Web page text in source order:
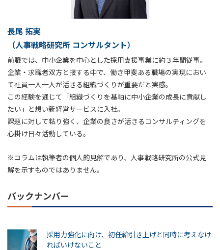
長尾 拓実
（人事戦略研究所 コンサルタント）
前職では、中小企業を中心とした採用支援事業に約３年間従事。
企業・求職者双方と接する中で、働き甲斐ある職場の実現におい
て社員一人一人が活きる組織づくりが重要だと実感。
この経験を通じて「組織づくりを基軸に中小企業の成長に貢献し
たい」と想い新経営サービスに入社。
課題に対して粘り強く、企業の良さが活きるコンサルティングを
心掛け日々活動している。
※コラムは執筆者の個人的見解であり、人事戦略研究所の公式見
解を示すものではありません。
バックナンバー
採用力強化に向け、初任給引き上げと同時に考えなけ
ればいけないこと